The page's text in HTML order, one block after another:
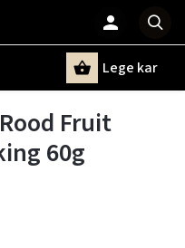
Lege kar
Fruit
60g